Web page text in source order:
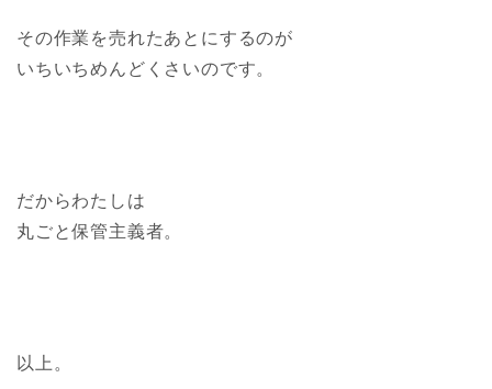
その作業を売れたあとにするのが
いちいちめんどくさいのです。
だからわたしは
丸ごと保管主義者。
以上。